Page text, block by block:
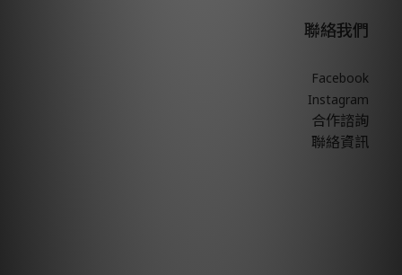
聯絡我們
Facebook
Instagram
合作諮詢
聯絡資訊